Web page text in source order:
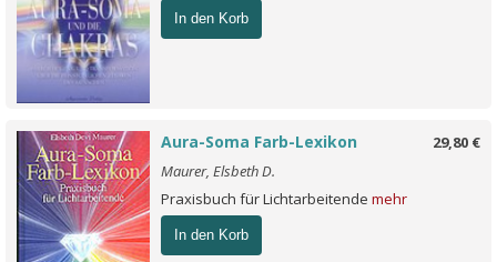
In den Korb
29,80 €
Aura-Soma Farb-Lexikon
Maurer, Elsbeth D.
Praxisbuch für Lichtarbeitende mehr
In den Korb